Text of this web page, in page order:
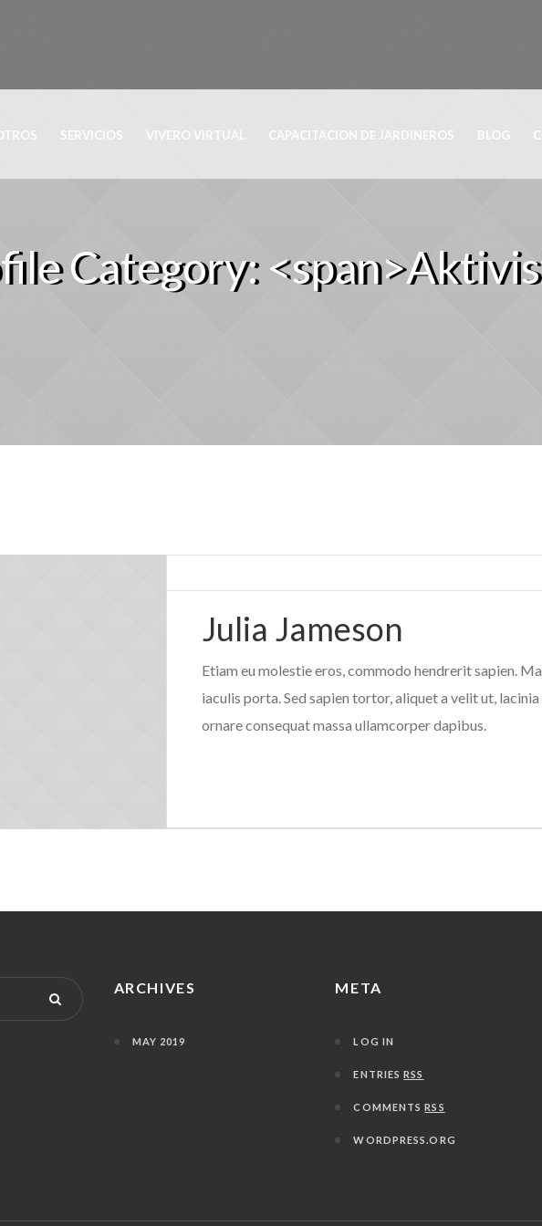
SERVICIOS VIVERO VIRTUAL CAPACITACION DE JARDINEROS BLOG
Category:
Julia Jameson
Etiam eu molestie eros, commodo hendrerit sapien.
iaculis porta. Sed sapien tortor, aliquet a velit ut,
ornare consequat massa ullamcorper dapibus.
ARCHIVES
MAY 2019
META
LOG IN
ENTRIESRSS
COMMENTSRSS
WORDPRESS.ORG